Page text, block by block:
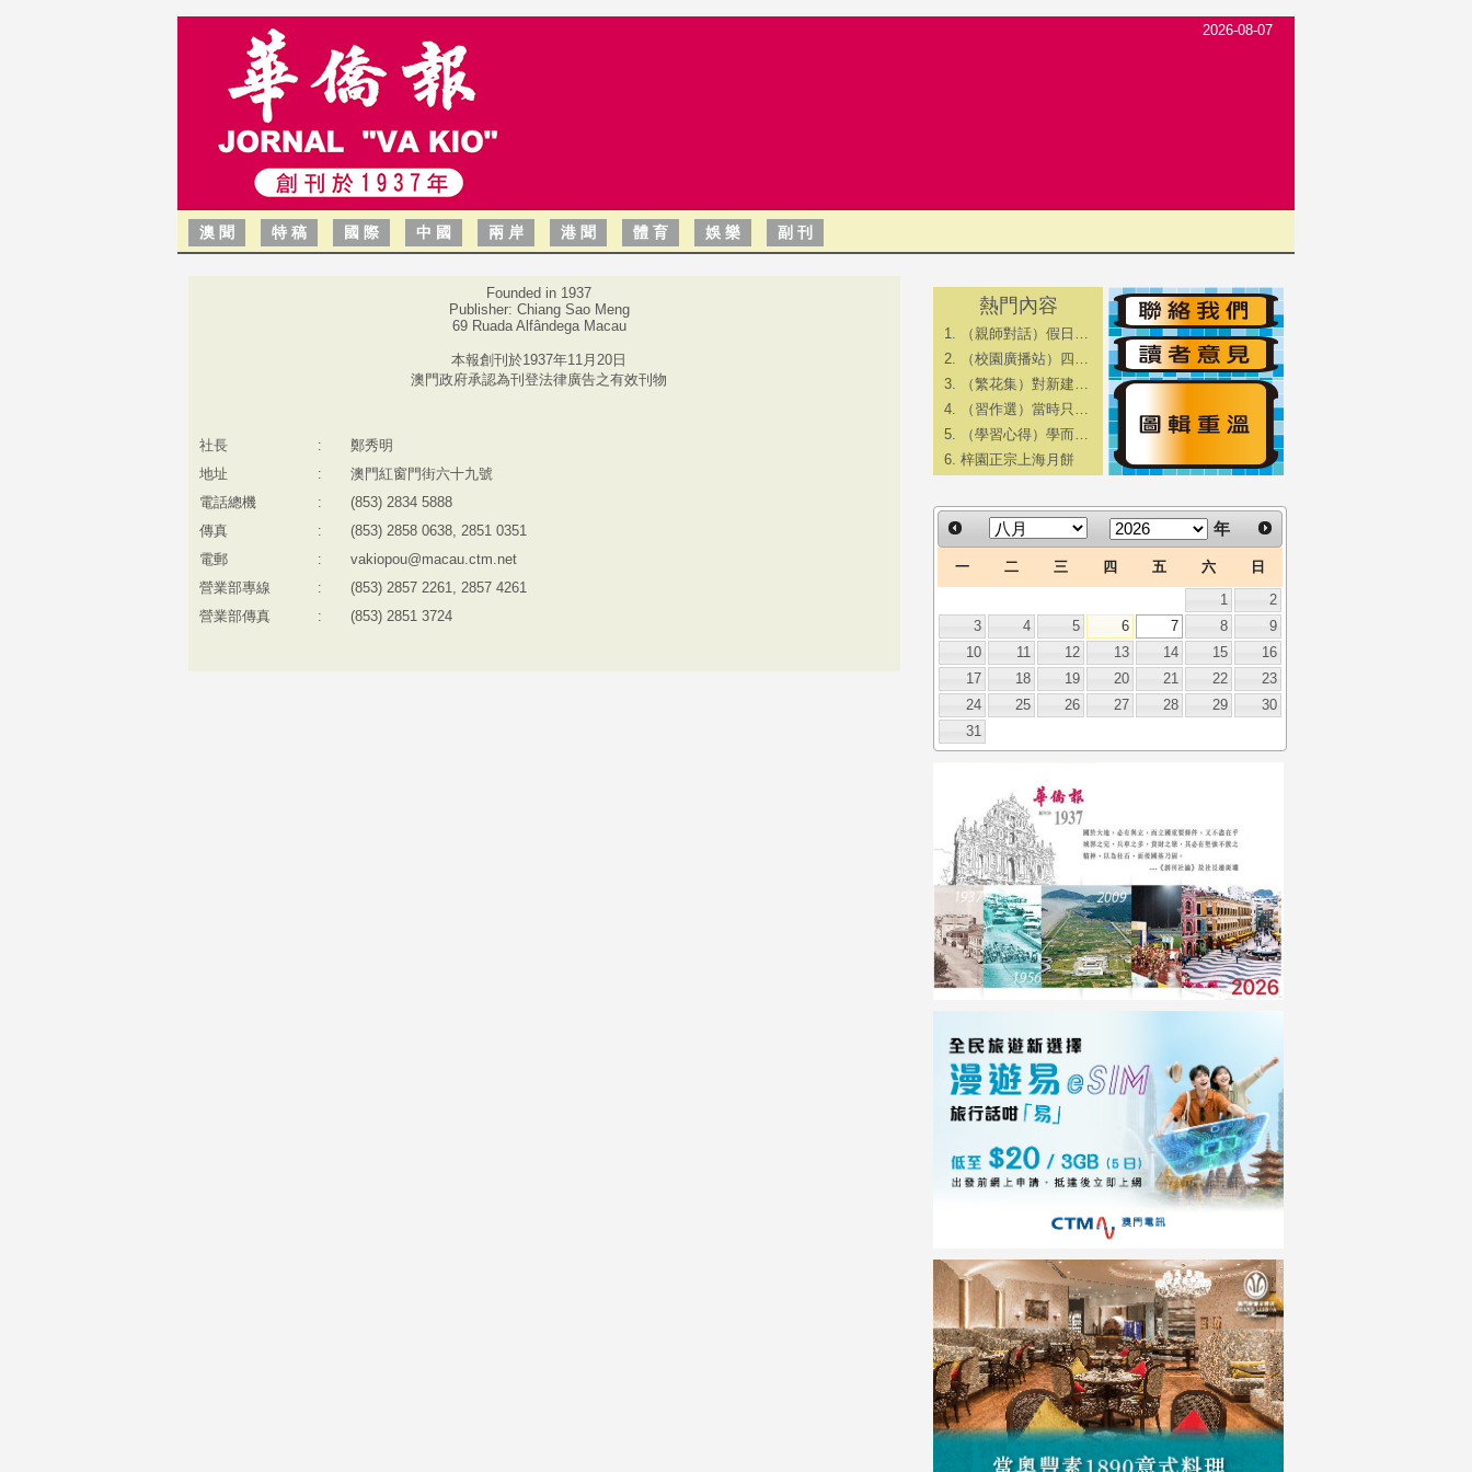
2026-08-07
澳 聞 特 稿 國 際 中 國 兩 岸 港 聞 體 育 娛 樂 副 刊
Founded in 1937
Publisher: Chiang Sao Meng
69 Ruada Alfândega Macau
本報創刊於1937年11月20日
澳門政府承認為刊登法律廣告之有效刊物
社長 :
鄭秀明
地址
:
澳門紅窗門街六十九號
電話總機
:
(853) 2834 5888
傳真
:
(853) 2858 0638, 2851 0351
電郵
:
vakiopou@macau.ctm.net
營業部專線
:
(853) 2857 2261, 2857 4261
營業部傳真
: (853) 2851 3724
熱門內容
（親師對話）假日…
（校園廣播站）四…
（繁花集）對新建…
（習作選）當時只…
（學習心得）學而…
梓園正宗上海月餅
年
一 二 三 四 五 六 日
1
2
3
4 5 6 7 8
9
10
11 12 13 14 15
16
17
18 19 20 21 22
23
24
25 26 27 28 29
30
31